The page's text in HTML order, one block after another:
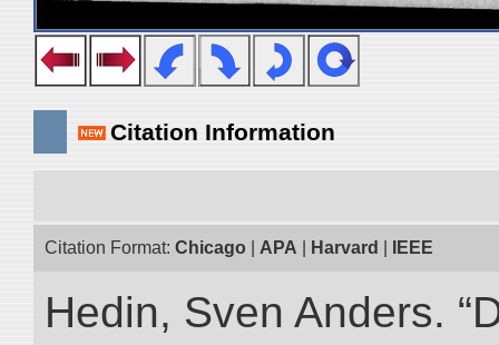
Citation Information
Citation Format: Chicago APA Harvard IEEE
Hedin, Sven Anders.